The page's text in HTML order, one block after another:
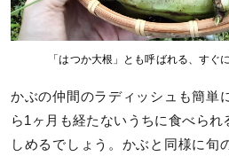
「はつか大根」とも呼ばれる、すぐ
かぶの仲間のラディッシュも簡単
ら1ヶ月も経たないうちに食べら
しめるでしょう。かぶと同様に旬